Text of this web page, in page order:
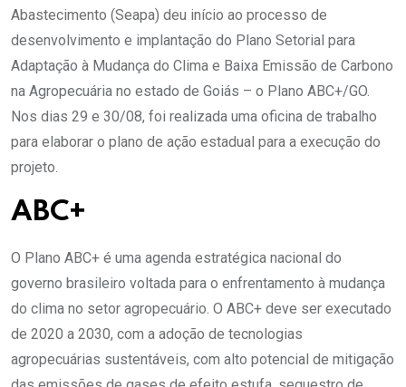
Abastecimento (Seapa) deu início ao processo de
desenvolvimento e implantação do Plano Setorial para
Adaptação à Mudança do Clima e Baixa Emissão de Carbono
na Agropecuária no estado de Goiás – o Plano ABC+/GO.
Nos dias 29 e 30/08, foi realizada uma oficina de trabalho
para elaborar o plano de ação estadual para a execução do
projeto.
ABC+
O Plano ABC+ é uma agenda estratégica nacional do
governo brasileiro voltada para o enfrentamento à mudança
do clima no setor agropecuário. O ABC+ deve ser executado
de 2020 a 2030, com a adoção de tecnologias
agropecuárias sustentáveis, com alto potencial de mitigação